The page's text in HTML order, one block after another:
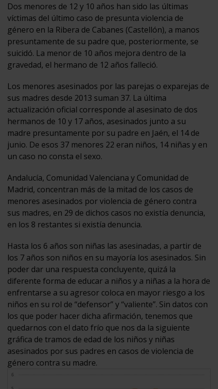
Dos menores de 12 y 10 años han sido las últimas
víctimas del último caso de presunta violencia de
género en la Ribera de Cabanes (Castellón), a manos
presuntamente de su padre que, posteriormente, se
suicidó. La menor de 10 años mejora dentro de la
gravedad, el hermano de 12 años falleció.
Los menores asesinados por las parejas o exparejas de
sus madres desde 2013 suman 37. La última
actualización oficial corresponde al asesinato de dos
hermanos de 10 y 17 años, asesinados junto a su
madre presuntamente por su padre en Jaén, el 14 de
junio. De esos 37 menores 22 eran niños, 14 niñas y en
un caso no consta el sexo.
Andalucía, Comunidad Valenciana y Comunidad de
Madrid, concentran más de la mitad de los casos de
menores asesinados por violencia de género contra
sus madres, en 29 de dichos casos no existía denuncia,
en los 8 restantes si existía denuncia.
Hasta los 6 años son niñas las asesinadas, a partir de
los 7 años son niños en su mayoría los asesinados. Sin
poder dar una respuesta concluyente, quizá la
diferente forma de educar a niños y a niñas a la hora de
enfrentarse a su agresor coloca en mayor riesgo a los
niños en su rol de “defensor” y “valiente”. Sin datos con
los que poder hacer dicha afirmación, tenemos que
quedarnos con el dato frío que nos da la siguiente
gráfica de tramos de edad de los niños y niñas
asesinados por sus padres en casos de violencia de
género contra su madre.